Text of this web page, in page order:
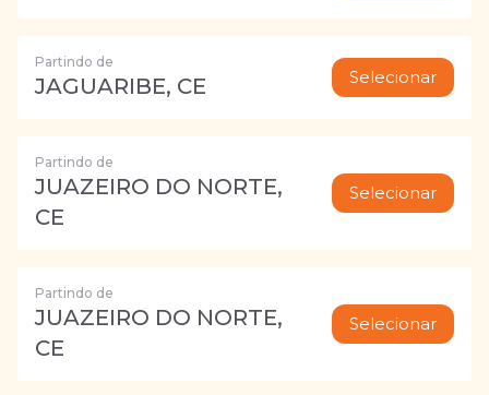
Partindo de
JAGUARIBE, CE Selecionar
Partindo de
JUAZEIRO DO NORTE,
CE
Selecionar
Partindo de
JUAZEIRO DO NORTE,
CE
Selecionar